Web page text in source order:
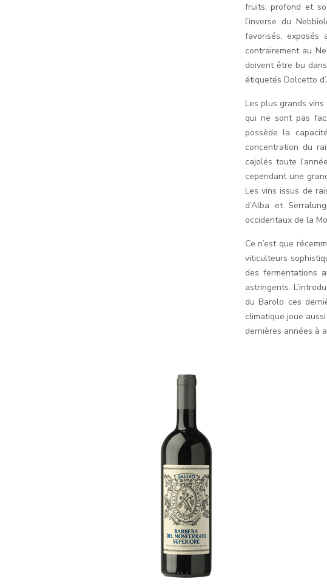
fruits, profond et
l’inverse du
favorisés,
contrairement au
doivent être bu
étiquetés Dolcetto
Les plus grands
qui ne sont pas
possède la
concentration du
cajolés toute
cependant une
Les vins issus de
d’Alba et
occidentaux de la
Ce n’est que
viticulteurs
des fermentations
astringents.
du Barolo ces
climatique joue
dernières années à